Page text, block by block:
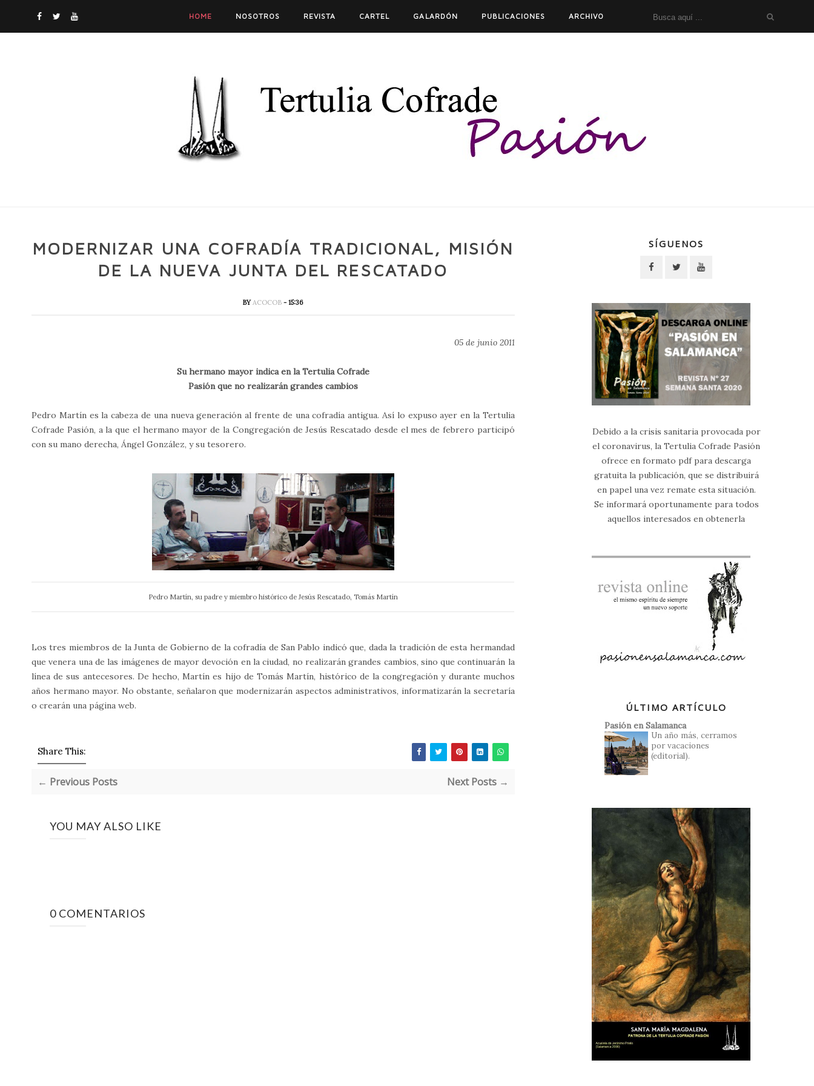
HOME NOSOTROS REVISTA CARTEL GALARDÓN PUBLICACIONES ARCHIVO
MODERNIZAR UNA COFRADÍA TRADICIONAL, MISIÓN
DE LA NUEVA JUNTA DEL RESCATADO
BYACOCOB- 15:36
05 de junio 2011
Su hermano mayor indica en la Tertulia Cofrade
Pasión que no realizarán grandes cambios
Pedro Martín es la cabeza de una nueva generación al frente de una cofradía antigua. Así lo expuso ayer en la Tertulia
Cofrade Pasión, a la que el hermano mayor de la Congregación de Jesús Rescatado desde el mes de febrero participó
con su mano derecha, Ángel González, y su tesorero.
Pedro Martín, su padre y miembro histórico de Jesús Rescatado, Tomás Martín
Los tres miembros de la Junta de Gobierno de la cofradía de San Pablo indicó que, dada la tradición de esta hermandad
que venera una de las imágenes de mayor devoción en la ciudad, no realizarán grandes cambios, sino que continuarán la
línea de sus antecesores. De hecho, Martín es hijo de Tomás Martín, histórico de la congregación y durante muchos
años hermano mayor. No obstante, señalaron que modernizarán aspectos administrativos, informatizarán la secretaría
o crearán una página web.
Share This:
← Previous Posts Next Posts →
YOU MAY ALSO LIKE
0 COMENTARIOS
SÍGUENOS
Debido a la crisis sanitaria provocada por
el coronavirus, la Tertulia Cofrade Pasión
ofrece en formato pdf para descarga
gratuita la publicación, que se distribuirá
en papel una vez remate esta situación.
Se informará oportunamente para todos
aquellos interesados en obtenerla
ÚLTIMO ARTÍCULO
Pasión en Salamanca
Un año más, cerramos
por vacaciones
(editorial).